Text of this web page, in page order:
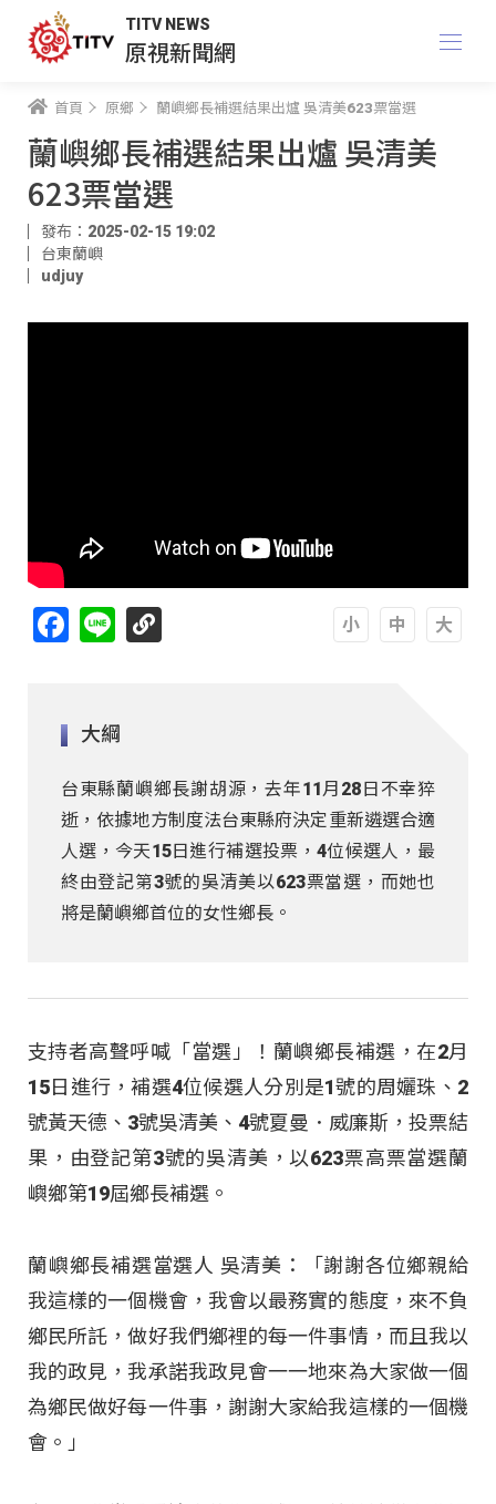
TITV NEWS
原視新聞網
首頁 原鄉 蘭嶼鄉長補選結果出爐 吳清美623票當選
蘭嶼鄉長補選結果出爐 吳清美
623票當選
發布：2025-02-15 19:02
台東蘭嶼
udjuy
Facebook
Line
大綱
台東縣蘭嶼鄉長謝胡源，去年11月28日不幸猝
逝，依據地方制度法台東縣府決定重新遴選合適
人選，今天15日進行補選投票，4位候選人，最
終由登記第3號的吳清美以623票當選，而她也
將是蘭嶼鄉首位的女性鄉長。
支持者高聲呼喊「當選」！蘭嶼鄉長補選，在2月
15日進行，補選4位候選人分別是1號的周孋珠、2
號黃天德、3號吳清美、4號夏曼．威廉斯，投票結
果，由登記第3號的吳清美，以623票高票當選蘭
嶼鄉第19屆鄉長補選。
蘭嶼鄉長補選當選人 吳清美：「謝謝各位鄉親給
我這樣的一個機會，我會以最務實的態度，來不負
鄉民所託，做好我們鄉裡的每一件事情，而且我以
我的政見，我承諾我政見會一一地來為大家做一個
為鄉民做好每一件事，謝謝大家給我這樣的一個機
會。」